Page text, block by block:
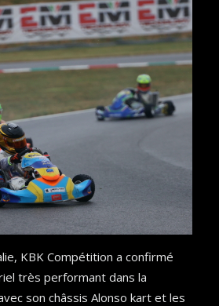
KBK Compétition a confirmé
très performant dans la
son châssis Alonso kart et les